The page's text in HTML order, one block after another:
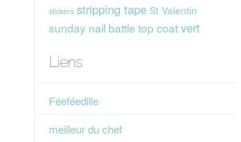
stickers stripping tape St Valentin
sunday nail battle top coatvert
Liens
Féeféedille
meilleur du chef